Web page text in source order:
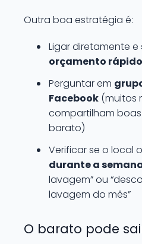
Outra boa estratégia é:
Ligar diretamente e
orçamento
Perguntar em
Facebook (muitos
compartilham
barato)
Verificar se o local
durante a
lavagem” ou
lavagem do mês”
O barato pode